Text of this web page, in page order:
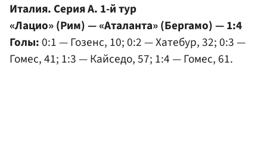
Италия. Серия А. 1-й тур
«Лацио» (Рим) — «Аталанта» (Бергамо) — 1:4
Голы:0:1 — Гозенс, 10; 0:2 — Хатебур, 32; 0:3 —
Гомес, 41; 1:3 — Кайседо, 57; 1:4 — Гомес, 61.